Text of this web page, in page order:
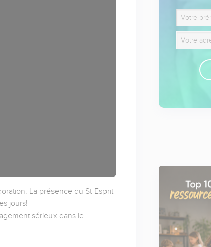
La présence du St-Esprit
jours!
sérieux dans le